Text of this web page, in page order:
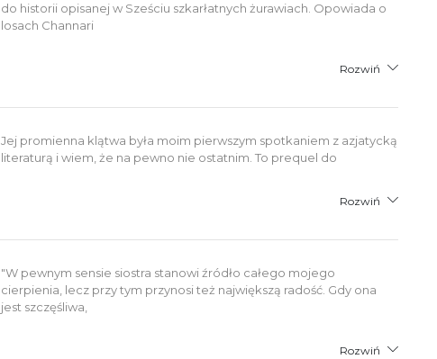
do historii opisanej w Sześciu szkarłatnych żurawiach. Opowiada o
losach Channari
Rozwiń
Jej promienna klątwa była moim pierwszym spotkaniem z azjatycką
literaturą i wiem, że na pewno nie ostatnim. To prequel do
Rozwiń
"W pewnym sensie siostra stanowi źródło całego mojego
cierpienia, lecz przy tym przynosi też największą radość. Gdy ona
jest szczęśliwa,
Rozwiń